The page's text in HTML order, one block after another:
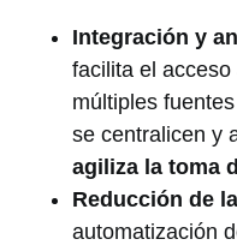
Integración y
facilita el
múltiples
se centralicen y
agiliza la toma
Reducción de
automatización